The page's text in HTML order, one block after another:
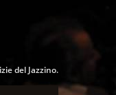
del Jazzino.